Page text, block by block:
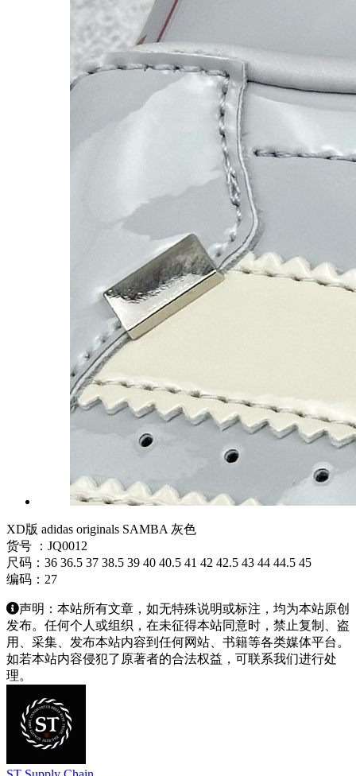
XD版 adidas originals SAMBA 灰色
货号 ：JQ0012
尺码：36 36.5 37 38.5 39 40 40.5 41 42 42.5 43 44 44.5 45
编码：27
声明：本站所有文章，如无特殊说明或标注，均为本站原创
发布。任何个人或组织，在未征得本站同意时，禁止复制、盗
用、采集、发布本站内容到任何网站、书籍等各类媒体平台。
如若本站内容侵犯了原著者的合法权益，可联系我们进行处
理。